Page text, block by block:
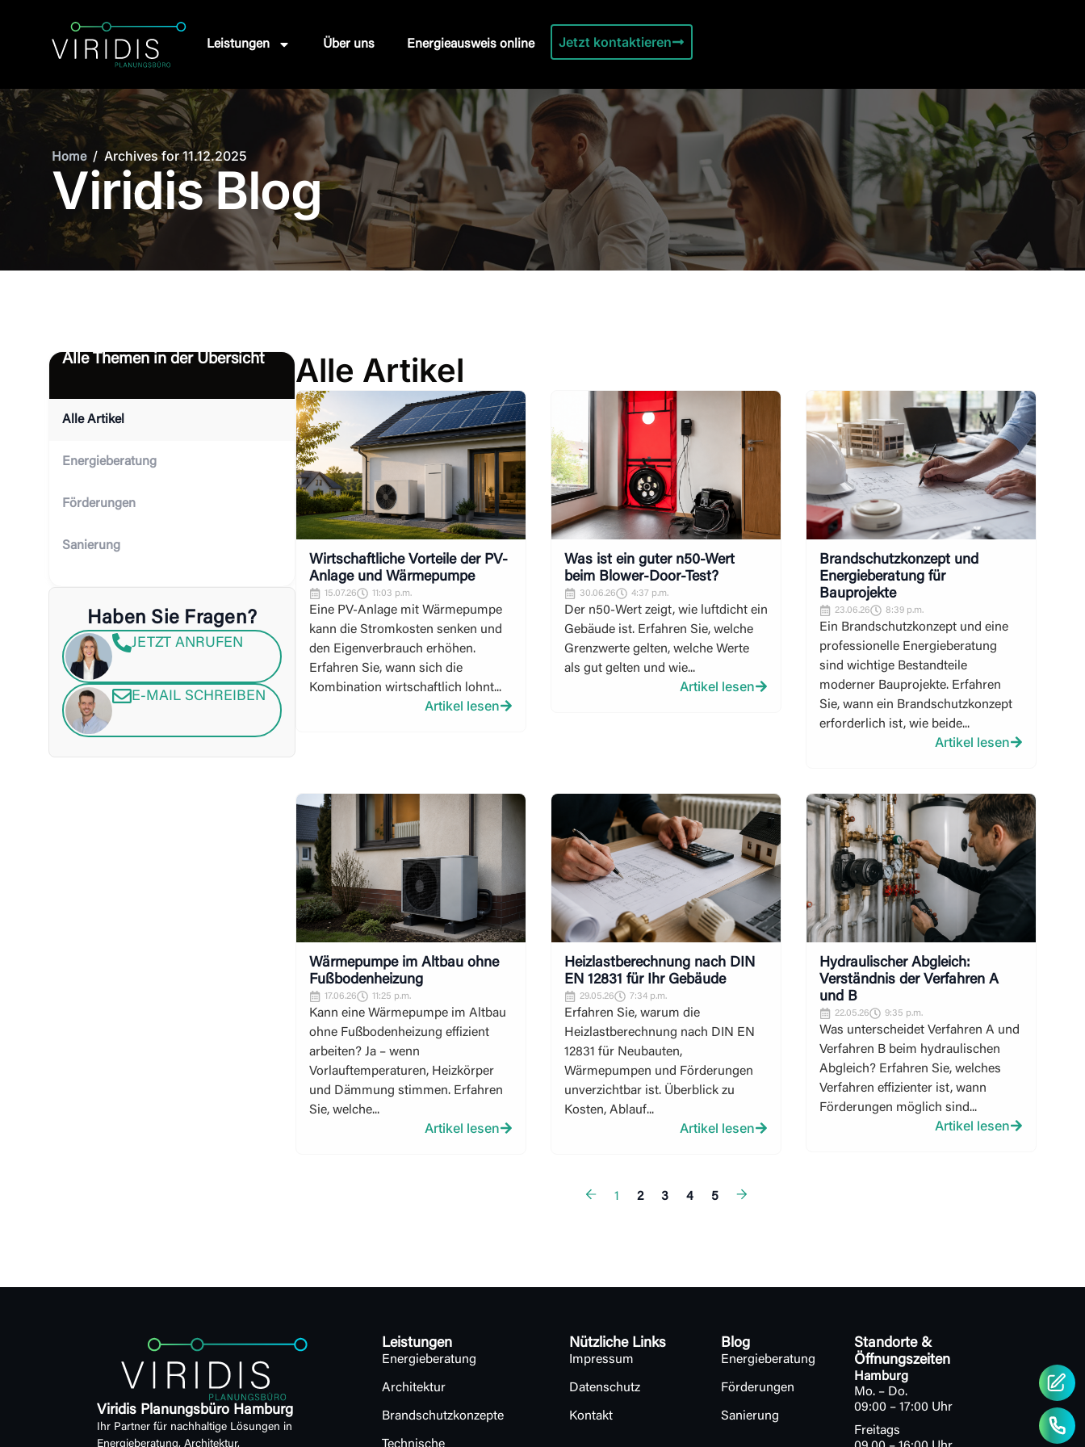
Leistungen Über uns Energieausweis online Jetzt kontaktieren
Home/ Archives for 11.12.2025
Viridis Blog
Alle Themen in der Übersicht
Energieberatung
Förderungen
Sanierung
Alle Artikel
Haben Sie Fragen?
JETZT ANRUFEN
E-MAIL SCHREIBEN
Alle Artikel
Wirtschaftliche Vorteile der PV-
Anlage und Wärmepumpe
15.07.26 11:03 p.m.
Eine PV-Anlage mit Wärmepumpe
kann die Stromkosten senken und
den Eigenverbrauch erhöhen.
Erfahren Sie, wann sich die
Kombination wirtschaftlich lohnt...
Artikel lesen
Was ist ein guter n50-Wert
beim Blower-Door-Test?
30.06.26 4:37 p.m.
Der n50-Wert zeigt, wie luftdicht ein
Gebäude ist. Erfahren Sie, welche
Grenzwerte gelten, welche Werte
als gut gelten und wie...
Artikel lesen
Brandschutzkonzept und
Energieberatung für
Bauprojekte
23.06.26 8:39 p.m.
Ein Brandschutzkonzept und eine
professionelle Energieberatung
sind wichtige Bestandteile
moderner Bauprojekte. Erfahren
Sie, wann ein Brandschutzkonzept
erforderlich ist, wie beide...
Artikel lesen
Wärmepumpe im Altbau ohne
Fußbodenheizung
17.06.26 11:25 p.m.
Kann eine Wärmepumpe im Altbau
ohne Fußbodenheizung effizient
arbeiten? Ja – wenn
Vorlauftemperaturen, Heizkörper
und Dämmung stimmen. Erfahren
Sie, welche...
Artikel lesen
Heizlastberechnung nach DIN
EN 12831 für Ihr Gebäude
29.05.26 7:34 p.m.
Erfahren Sie, warum die
Heizlastberechnung nach DIN EN
12831 für Neubauten,
Wärmepumpen und Förderungen
unverzichtbar ist. Überblick zu
Kosten, Ablauf...
Artikel lesen
Hydraulischer Abgleich:
Verständnis der Verfahren A
und B
22.05.26 9:35 p.m.
Was unterscheidet Verfahren A und
Verfahren B beim hydraulischen
Abgleich? Erfahren Sie, welches
Verfahren effizienter ist, wann
Förderungen möglich sind...
Artikel lesen
1 2 3 4 5
Viridis Planungsbüro Hamburg
Ihr Partner für nachhaltige Lösungen in
Energieberatung, Architektur,
Leistungen
Energieberatung
Architektur
Brandschutzkonzepte
Nützliche Links
Impressum
Datenschutz
Kontakt
Blog
Energieberatung
Förderungen
Sanierung
Standorte &
Öffnungszeiten
Hamburg
Mo. – Do.
09:00 – 17:00 Uhr
Freitags